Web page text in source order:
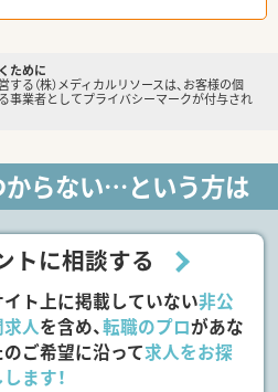
ために
る（株）メディカルリソースは、お客様の個
事業者としてプライバシーマークが付与され
からない…という方は
トに相談する
イト上に掲載していない非公
求人を含め、転職のプロがあな
のご希望に沿って求人をお探
します！